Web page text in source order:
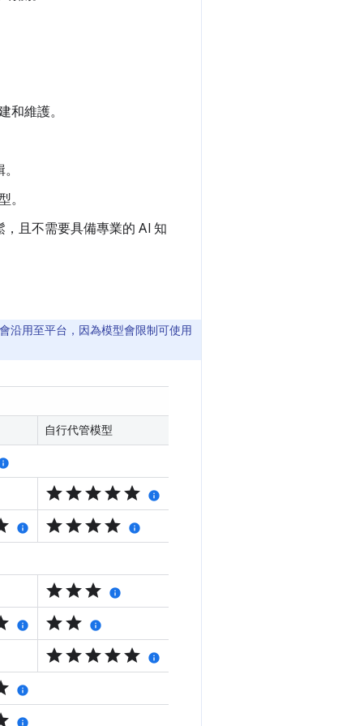
和維護。
。
且不需要具備專業的 AI 知
沿用至平台，因為模型會限制可使用
自行代管模型
starstarstarstarstar info
info starstarstarstar info
starstarstar info
info starstar info
starstarstarstarstar info
info
info